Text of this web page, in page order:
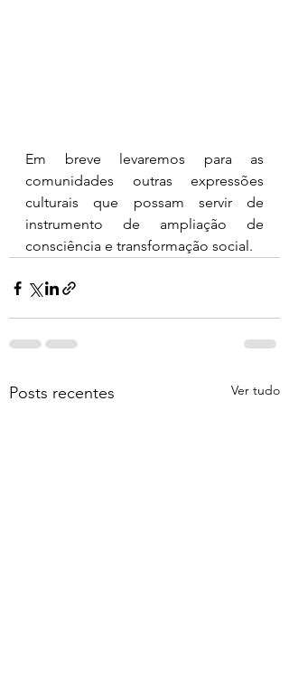
Em breve levaremos para as
comunidades outras expressões
culturais que possam servir de
instrumento de ampliação de
consciência e transformação social.
Posts recentes Ver tudo